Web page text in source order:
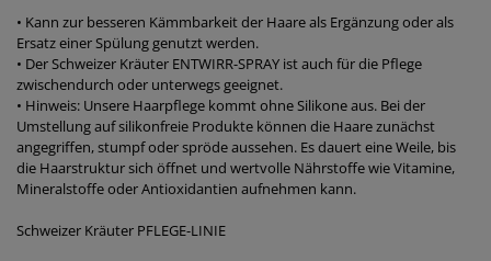
• Kann zur besseren Kämmbarkeit der Haare als Ergänzung oder als
Ersatz einer Spülung genutzt werden.
• Der Schweizer Kräuter ENTWIRR-SPRAY ist auch für die Pflege
zwischendurch oder unterwegs geeignet.
• Hinweis: Unsere Haarpflege kommt ohne Silikone aus. Bei der
Umstellung auf silikonfreie Produkte können die Haare zunächst
angegriffen, stumpf oder spröde aussehen. Es dauert eine Weile, bis
die Haarstruktur sich öffnet und wertvolle Nährstoffe wie Vitamine,
Mineralstoffe oder Antioxidantien aufnehmen kann.
Schweizer Kräuter PFLEGE-LINIE